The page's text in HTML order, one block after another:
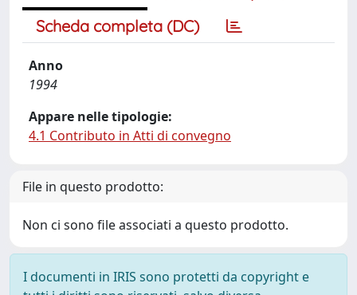
Scheda completa (DC)
Anno
1994
Appare nelle tipologie:
4.1 Contributo in Atti di convegno
File in questo prodotto:
Non ci sono file associati a questo prodotto.
I documenti in IRIS sono protetti da copyright e